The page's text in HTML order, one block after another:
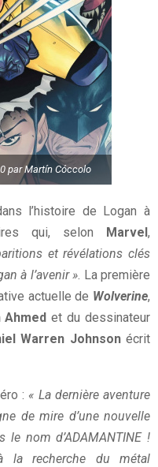
par Martín Cóccolo
l’histoire de Logan à
qui, selon Marvel,
et révélations clés
à l’avenir ». La première
actuelle de Wolverine,
Ahmed et du dessinateur
Warren Johnsonécrit
: « La dernière aventure
de mire d’une nouvelle
nom d’ADAMANTINE !
la recherche du métal